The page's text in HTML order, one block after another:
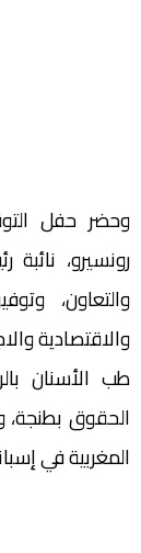
وحضر حفل
رونسيرو،
والتعاون،
والاقتصادية
طب الأسنان
الحقوق بطنجة،
المغربية في